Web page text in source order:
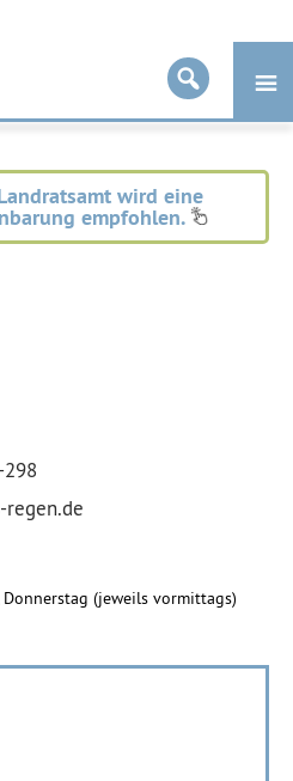
wird eine
empfohlen.
(jeweils vormittags)